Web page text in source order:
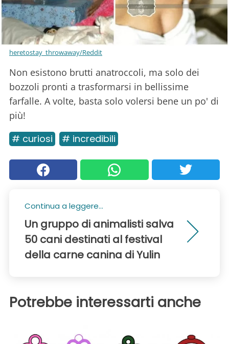
heretostay_throwaway/Reddit
Non esistono brutti anatroccoli, ma solo dei
bozzoli pronti a trasformarsi in bellissime
farfalle. A volte, basta solo volersi bene un po' di
più!
# curiosi # incredibili
Continua a leggere...
Un gruppo di animalisti salva
50 cani destinati al festival
della carne canina di Yulin
Potrebbe interessarti anche